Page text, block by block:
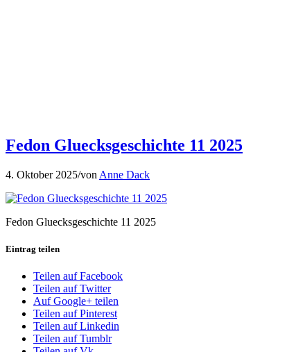
Fedon Gluecksgeschichte 11 2025
4. Oktober 2025/von Anne Dack
Fedon Gluecksgeschichte 11 2025
Eintrag teilen
Teilen auf Facebook
Teilen auf Twitter
Auf Google+ teilen
Teilen auf Pinterest
Teilen auf Linkedin
Teilen auf Tumblr